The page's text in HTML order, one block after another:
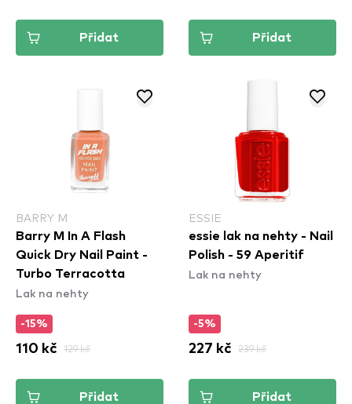
Přidat Přidat
BARRY M
Barry M In A Flash
Quick Dry Nail Paint -
Turbo Terracotta
Lak na nehty
-15%
110 kč 129 kč
Přidat
ESSIE
essie lak na nehty - Nail
Polish - 59 Aperitif
Lak na nehty
-5%
227 kč 239 kč
Přidat